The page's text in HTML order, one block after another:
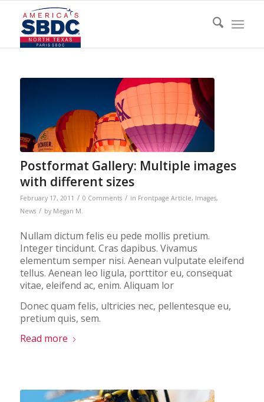
Postformat Gallery: Multiple images
with different sizes
February 17, 2011 / 0 Comments / in Frontpage Article, Images,
News / by Megan M.
Nullam dictum felis eu pede mollis pretium.
Integer tincidunt. Cras dapibus. Vivamus
elementum semper nisi. Aenean vulputate eleifend
tellus. Aenean leo ligula, porttitor eu, consequat
vitae, eleifend ac, enim. Aliquam lor
Donec quam felis, ultricies nec, pellentesque eu,
pretium quis, sem.
Read more